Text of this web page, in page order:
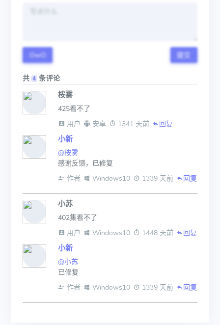
OwO 提交
共 4 条评论
桉雾
425看不了
用户
安卓 1341 天前 回复
小新
@桉雾
感谢反馈，已修复
作者
Windows10 1339 天前 回复
小苏
402集看不了
用户
Windows10 1448 天前 回复
小新
@小苏
已修复
作者
Windows10 1339 天前 回复